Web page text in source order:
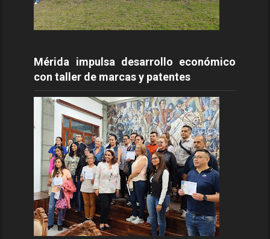
Mérida impulsa desarrollo económico
con taller de marcas y patentes